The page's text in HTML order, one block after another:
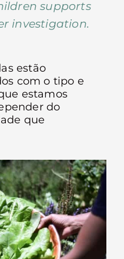
supports
investigation.
estão
com o tipo e
estamos
do
que